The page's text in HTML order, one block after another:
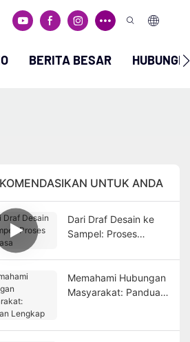
BERITA BESAR HUBUNGI
UNTUK ANDA
Dari Draf Desain ke
Sampel: Proses
Memahami Hubungan
Masyarakat: Panduan